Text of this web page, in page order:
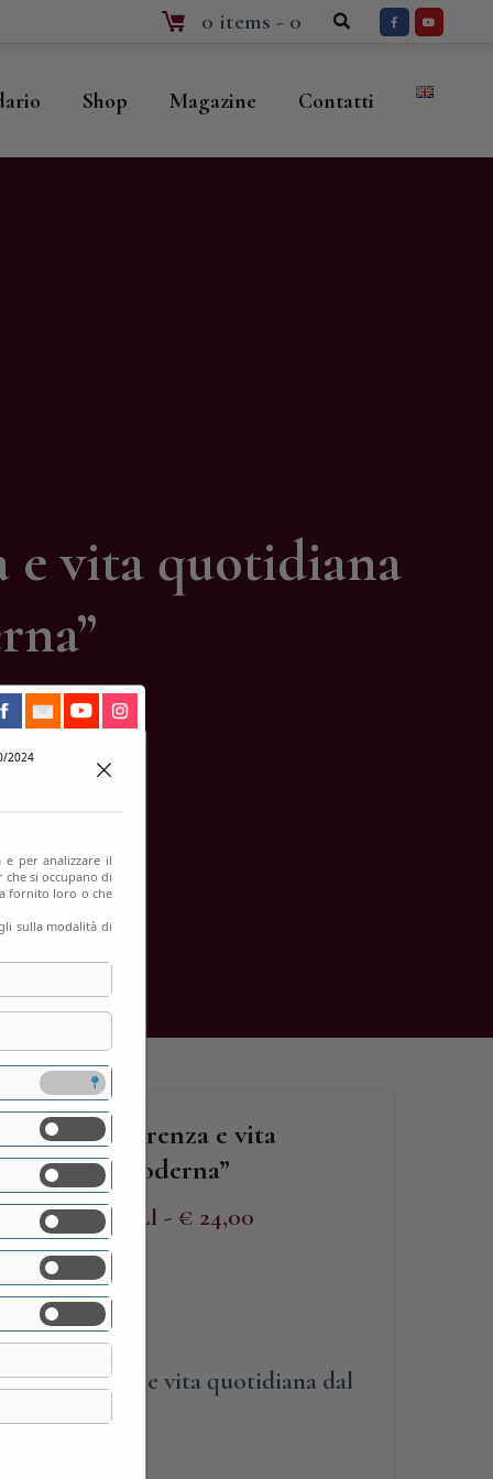
0 items - 0
Shop Magazine Contatti
e vita quotidiana
Apparenza e vita
all’età moderna”
- € 24,00
Apparenza e vita quotidiana dal
2024
per analizzare il
si occupano di
fornito loro o che
sulla modalità di